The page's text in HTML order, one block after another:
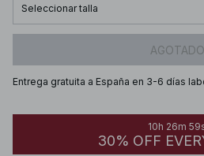
Seleccionar talla
AGOTADO
Entrega gratuita a España en 3-6 días
10h 26m
30% OFF